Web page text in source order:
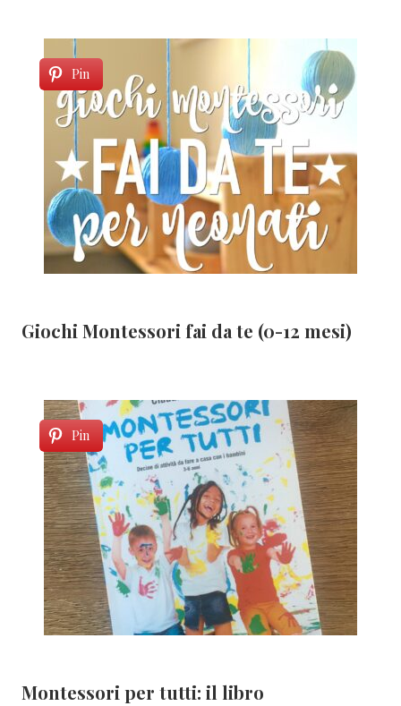
Pin
Giochi Montessori fai da te (0-12 mesi)
Pin
Montessori per tutti: il libro